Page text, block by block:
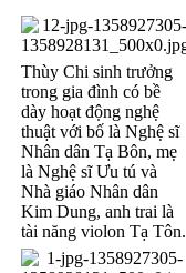
Thùy Chi sinh trưởng
trong gia đình có bề
dày hoạt động nghệ
thuật với bố là Nghệ sĩ
Nhân dân Tạ Bôn, mẹ
là Nghệ sĩ Ưu tú và
Nhà giáo Nhân dân
Kim Dung, anh trai là
tài năng violon Tạ Tôn.